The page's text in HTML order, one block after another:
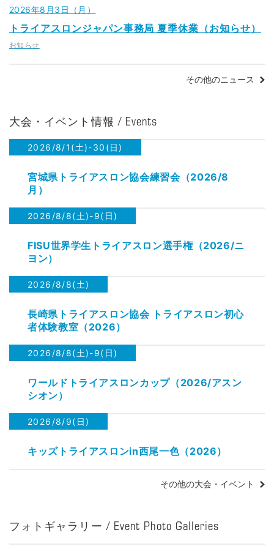
2026年8月3日（月）
トライアスロンジャパン事務局 夏季休業（お知らせ）
お知らせ
その他のニュース
大会・イベント情報 / Events
2026/8/1(土)-30(日)
宮城県トライアスロン協会練習会（2026/8
月）
2026/8/8(土)-9(日)
FISU世界学生トライアスロン選手権（2026/ニ
ヨン）
2026/8/8(土)
長崎県トライアスロン協会 トライアスロン初心
者体験教室（2026）
2026/8/8(土)-9(日)
ワールドトライアスロンカップ（2026/アスン
シオン）
2026/8/9(日)
キッズトライアスロンin西尾一色（2026）
その他の大会・イベント
フォトギャラリー / Event Photo Galleries